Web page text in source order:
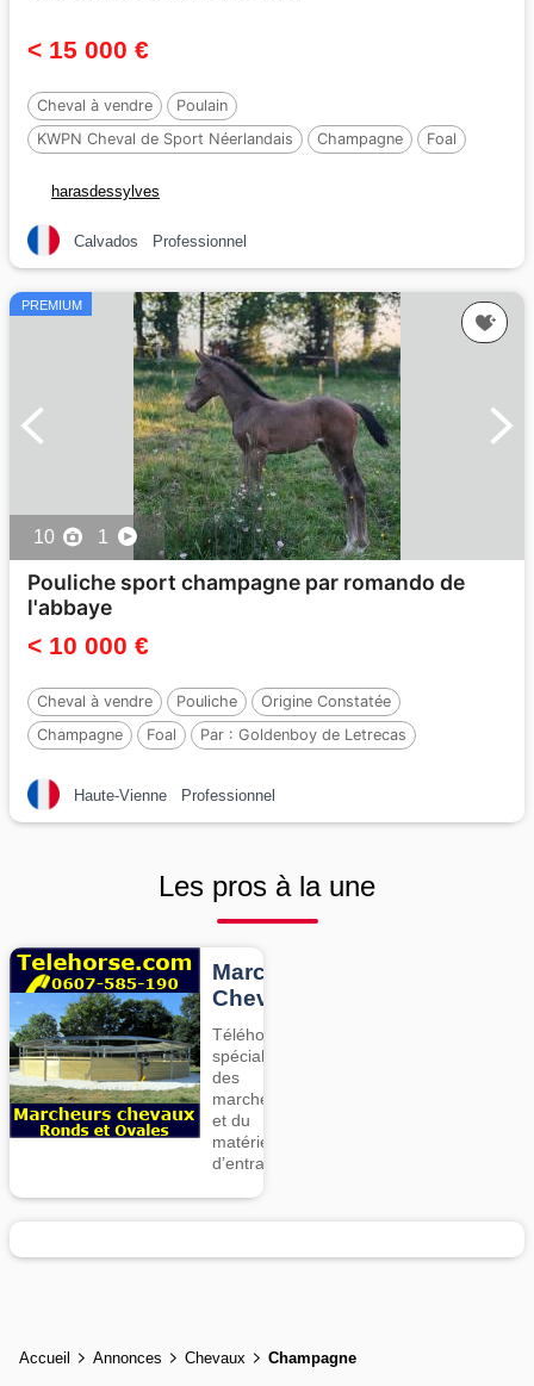
< 15 000 €
Cheval à vendre
Poulain
KWPN Cheval de Sport Néerlandais
Champagne
Foal
harasdessylves
Calvados Professionnel
PREMIUM
10 1
Pouliche sport champagne par romando de
l'abbaye
< 10 000 €
Cheval à vendre Pouliche
Origine Constatée
Champagne
Foal Par : Goldenboy de Letrecas
Haute-Vienne Professionnel
Les pros à la une
Marcheurs
Chevaux
Téléhorse,
spécialiste
des
marcheurs
et du
matériel
d’entrainement
Accueil Annonces Chevaux Champagne